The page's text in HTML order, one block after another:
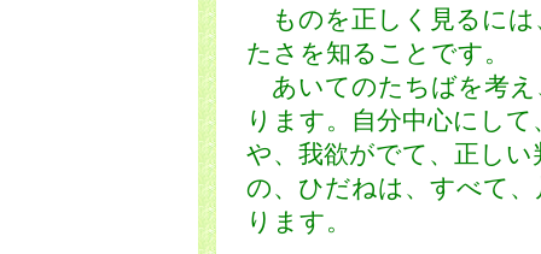
ものを正しく見るには
たさを知ることです。
あいてのたちばを考え
ります。自分中心にし
や、我欲がでて、正し
の、ひだねは、すべて
ります。